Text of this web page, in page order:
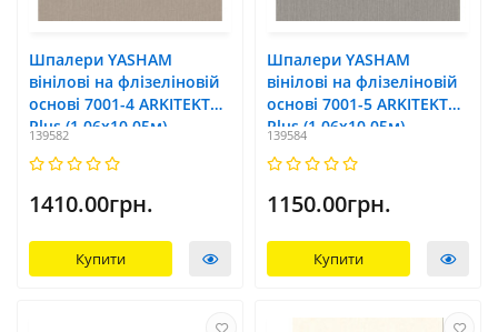
Шпалери YASHAM
вінілові на флізеліновій
основі 7001-4 ARKITEKT
Plus (1,06x10,05м)
139582
1410.00грн.
Купити
Шпалери YASHAM
вінілові на флізеліновій
основі 7001-5 ARKITEKT
Plus (1,06x10,05м)
139584
1150.00грн.
Купити